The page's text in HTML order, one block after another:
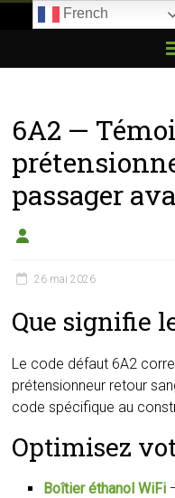
E85.com
passion
boîtier
éthanol
6A2 —
passager
26 mai 2026
Que signifie
Le code défaut 6A2
prétensionneur retour
code spécifique au
Optimisez
Boîtier éthanol WiFi
French